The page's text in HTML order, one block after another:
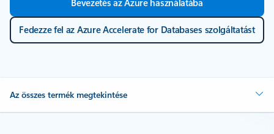
Fedezze fel az Azure Accelerate for Databases szolgáltatást
Az összes termék megtekintése